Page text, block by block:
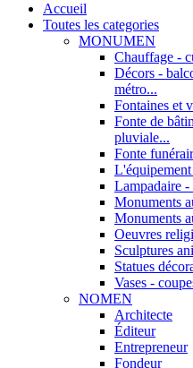
Accueil
Toutes les categories
MONUMEN
Chauffage -
Décors -
métro...
Fontaines et
Fonte de
pluviale...
Fonte
Lampadaire -
Monuments
Monuments
Oeuvres
Sculptures
Statues
Vases -
NOMEN
Architecte
Éditeur
Entrepreneur
Fondeur